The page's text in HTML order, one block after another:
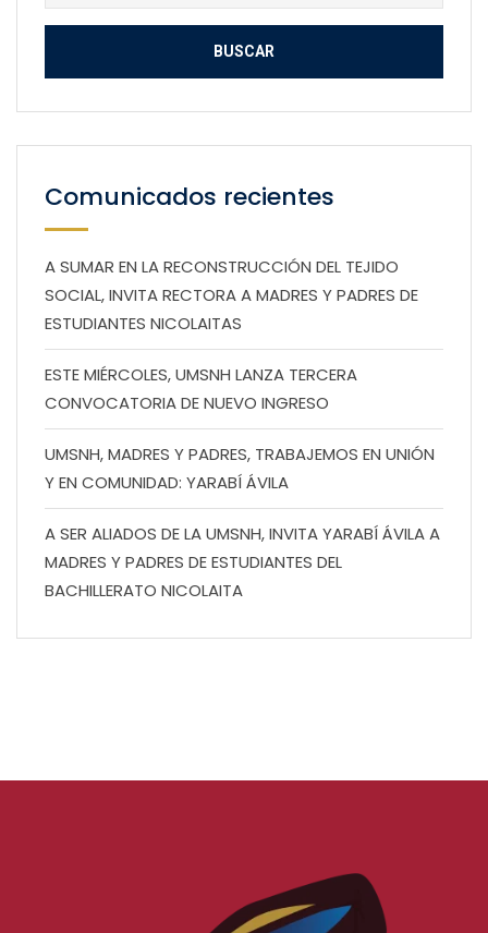
Comunicados recientes
A SUMAR EN LA RECONSTRUCCIÓN DEL TEJIDO
SOCIAL, INVITA RECTORA A MADRES Y PADRES DE
ESTUDIANTES NICOLAITAS
ESTE MIÉRCOLES, UMSNH LANZA TERCERA
CONVOCATORIA DE NUEVO INGRESO
UMSNH, MADRES Y PADRES, TRABAJEMOS EN UNIÓN
Y EN COMUNIDAD: YARABÍ ÁVILA
A SER ALIADOS DE LA UMSNH, INVITA YARABÍ ÁVILA A
MADRES Y PADRES DE ESTUDIANTES DEL
BACHILLERATO NICOLAITA